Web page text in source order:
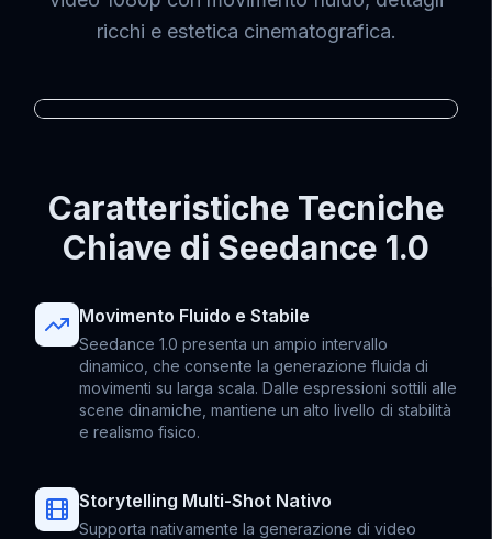
ricchi e estetica cinematografica.
Caratteristiche Tecniche
Chiave di Seedance 1.0
Movimento Fluido e Stabile
Seedance 1.0 presenta un ampio intervallo
dinamico, che consente la generazione fluida di
movimenti su larga scala. Dalle espressioni sottili alle
scene dinamiche, mantiene un alto livello di stabilità
e realismo fisico.
Storytelling Multi-Shot Nativo
Supporta nativamente la generazione di video